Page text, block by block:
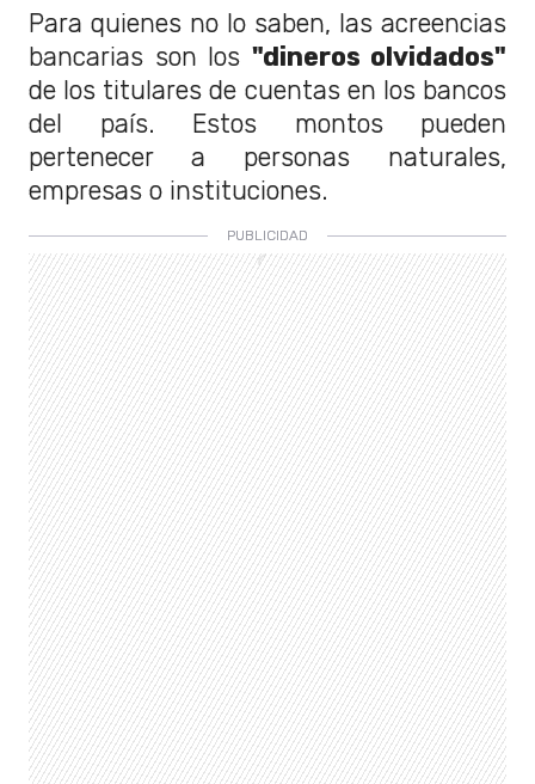
Para quienes no lo saben, las acreencias
bancarias son los "dineros olvidados"
de los titulares de cuentas en los bancos
del país. Estos montos pueden
pertenecer a personas naturales,
empresas o instituciones.